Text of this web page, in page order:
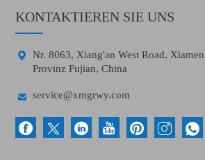
KONTAKTIEREN SIE UNS

Nr. 8063, Xiang'an West Road,
Provinz Fujian, China
 service@xmgrwy.com